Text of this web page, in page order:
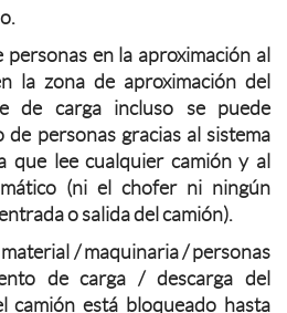
en la aproximación al
la zona de aproximación del
de carga incluso se puede
de personas gracias al sistema
que lee cualquier camión y al
(ni el chofer ni ningún
o salida del camión).
/ maquinaria / personas
de carga / descarga del
camión está bloqueado hasta